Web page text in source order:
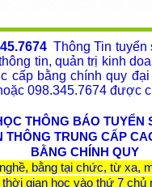
Thông Tin tuyển
tin, quản trị kinh
cấp bằng chính quy
098.345.7674 được
THÔNG BÁO TUYỂN
THÔNG TRUNG CẤP
BẰNG CHÍNH QUY
bằng tại chức, từ
thời gian học vào thứ 7 chủ